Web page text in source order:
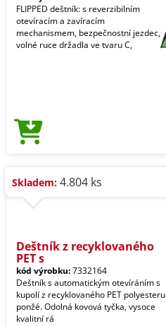
FLIPPED deštník: s reverzibilním
otevíracím a zavíracím
mechanismem, bezpečnostní jezdec,
volné ruce držadla ve tvaru C,
Skladem: 4.804 ks
Deštník z recyklovaného
PET s
kód výrobku:7332164
Deštník s automatickým otevíráním s
kupolí z recyklovaného PET polyesteru
ponžé. Odolná kovová tyčka, vysoce
kvalitní rá